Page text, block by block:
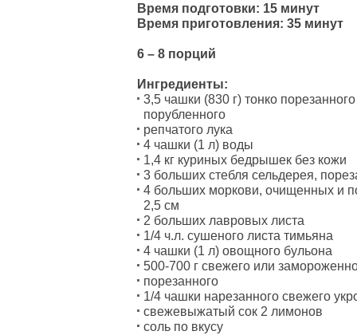
Время подготовки: 15 минут
Время приготовления: 35 минут
6 – 8 порций
Ингредиенты:
3,5 чашки (830 г) тонко
порубленного
репчатого лука
4 чашки (1 л) воды
1,4 кг куриных бедрышек без кожи
3 больших стебля сельдерея,
4 больших моркови, очищенных и
2,5 см
2 больших лавровых листа
1/4 ч.л. сушеного листа тимьяна
4 чашки (1 л) овощного бульона
500-700 г свежего или
порезанного
1/4 чашки нарезанного свежего
свежевыжатый сок 2 лимонов
соль по вкусу